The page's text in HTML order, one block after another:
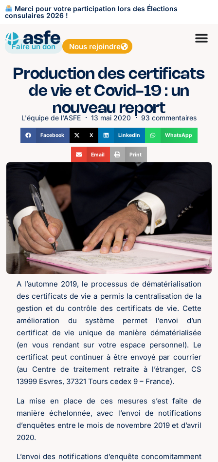
Merci pour votre participation lors des Élections
consulaires 2026 !
Faire un don Nous rejoindre
Production des certificats
de vie et Covid-19 : un
nouveau report
L'équipe de l'ASFE 13 mai 2020 93 commentaires
Facebook X LinkedIn WhatsApp
Email Print
A l’automne 2019, le processus de dématérialisation
des certificats de vie a permis la centralisation de la
gestion et du contrôle des certificats de vie. Cette
amélioration du système permet l’envoi d’un
certificat de vie unique de manière dématérialisée
(en vous rendant sur votre espace personnel). Le
certificat peut continuer à être envoyé par courrier
(au Centre de traitement retraite à l’étranger, CS
13999 Esvres, 37321 Tours cedex 9 – France).
La mise en place de ces mesures s’est faite de
manière échelonnée, avec l’envoi de notifications
d’enquêtes entre le mois de novembre 2019 et d’avril
2020.
L’envoi des notifications d’enquête concomitamment